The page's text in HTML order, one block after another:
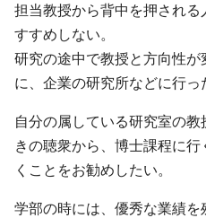
担当教授から背中を押され
すすめしない。
研究の途中で教授と方向性
に、企業の研究所などに行っ
自分の属している研究室の
きの聴衆から、博士課程に
くことをお勧めしたい。
学部の時には、優秀な業績